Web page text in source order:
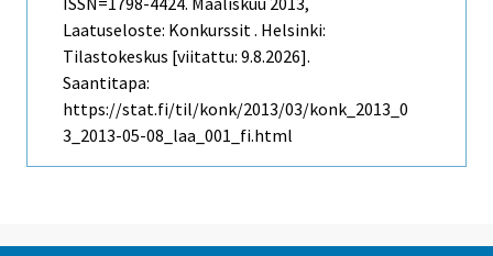
Laatuseloste: Konkurssit . Helsinki:
Tilastokeskus [viitattu: 9.8.2026].
Saantitapa:
https://stat.fi/til/konk/2013/03/konk_2013_0
3_2013-05-08_laa_001_fi.html